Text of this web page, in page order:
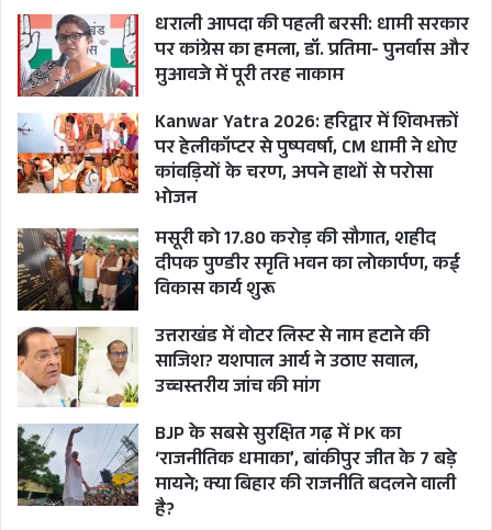
धराली आपदा की पहली बरसी: धामी सरकार
पर कांग्रेस का हमला, डॉ. प्रतिमा- पुनर्वास और
मुआवजे में पूरी तरह नाकाम
Kanwar Yatra 2026: हरिद्वार में शिवभक्तों
पर हेलीकॉप्टर से पुष्पवर्षा, CM धामी ने धोए
कांवड़ियों के चरण, अपने हाथों से परोसा
भोजन
मसूरी को 17.80 करोड़ की सौगात, शहीद
दीपक पुण्डीर स्मृति भवन का लोकार्पण, कई
विकास कार्य शुरू
उत्तराखंड में वोटर लिस्ट से नाम हटाने की
साजिश? यशपाल आर्य ने उठाए सवाल,
उच्चस्तरीय जांच की मांग
BJP के सबसे सुरक्षित गढ़ में PK का
‘राजनीतिक धमाका’, बांकीपुर जीत के 7 बड़े
मायने; क्या बिहार की राजनीति बदलने वाली
है?